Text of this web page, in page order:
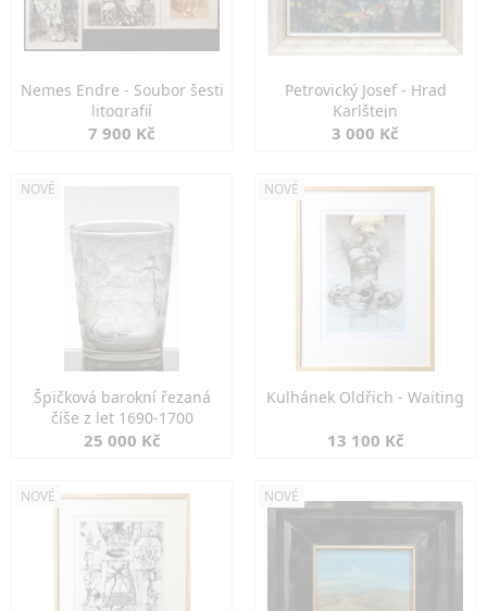
Nemes Endre - Soubor šesti
litografií
7 900 Kč
Petrovický Josef - Hrad
Karlštejn
3 000 Kč
NOVÉ
Špičková barokní řezaná
číše z let 1690-1700
25 000 Kč
NOVÉ
Kulhánek Oldřich - Waiting
13 100 Kč
NOVÉ NOVÉ